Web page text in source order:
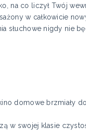
na co liczył Twój
w całkowicie
słuchowe nigdy nie
domowe brzmiały
w swojej klasie